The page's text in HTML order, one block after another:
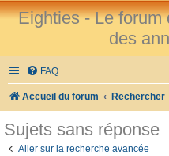
Eighties - Le forum
des
FAQ
Accueil du forum Rechercher
Sujets sans réponse
Aller sur la recherche avancée